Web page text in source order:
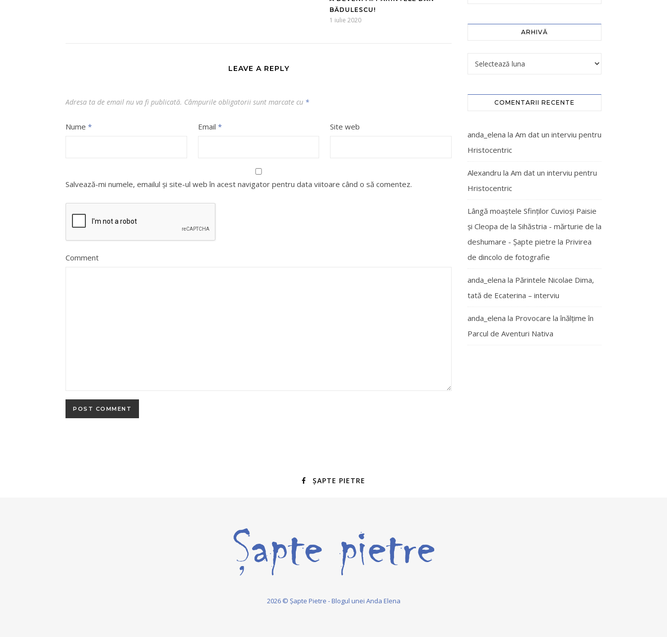
BĂDULESCU!
1 iulie 2020
LEAVE A REPLY
Adresa ta de email nu va fi publicată. Câmpurile obligatorii sunt marcate cu *
Nume * Email * Site web
Salvează-mi numele, emailul și site-ul web în acest navigator pentru data viitoare când o să comentez.
Comment
ARHIVĂ
COMENTARII RECENTE
anda_elena la Am dat un interviu pentru
Hristocentric
Alexandru la Am dat un interviu pentru
Hristocentric
Lângă moaștele Sfinților Cuvioși Paisie
și Cleopa de la Sihăstria - mărturie de la
deshumare - Şapte pietre la Privirea
de dincolo de fotografie
anda_elena la Părintele Nicolae Dima,
tată de Ecaterina – interviu
anda_elena la Provocare la înălțime în
Parcul de Aventuri Nativa
ȘAPTE PIETRE
2026 © Șapte Pietre - Blogul unei Anda Elena